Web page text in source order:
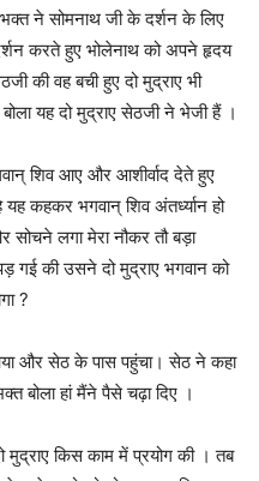
भक्त ने सोमनाथ जी के दर्शन के लिए
करते हुए भोलेनाथ को अपने हृदय
की वह बची हुए दो मुद्राए भी
यह दो मुद्राए सेठजी ने भेजी हैं ।
शिव आए और आशीर्वाद देते हुए
कहकर भगवान् शिव अंतर्ध्यान हो
लगा मेरा नौकर तौ बड़ा
गई की उसने दो मुद्राए भगवान को
?
और सेठ के पास पहुंचा। सेठ ने कहा
बोला हां मैंने पैसे चढ़ा दिए ।
मुद्राए किस काम में प्रयोग की । तब